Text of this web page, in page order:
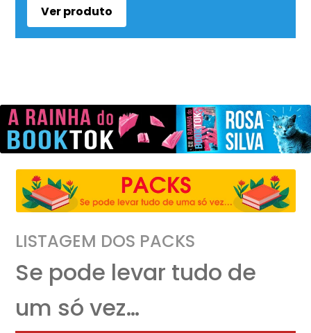
Ver produto
LISTAGEM DOS PACKS
Se pode levar tudo de
um só vez…